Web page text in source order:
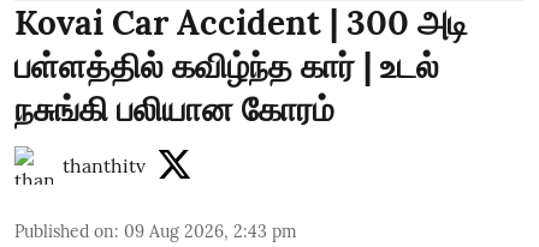
Kovai Car Accident | 300 அடி
பள்ளத்தில் கவிழ்ந்த கார் | உடல்
நசுங்கி பலியான கோரம்
thanthitv
Published on: 09 Aug 2026, 2:43 pm